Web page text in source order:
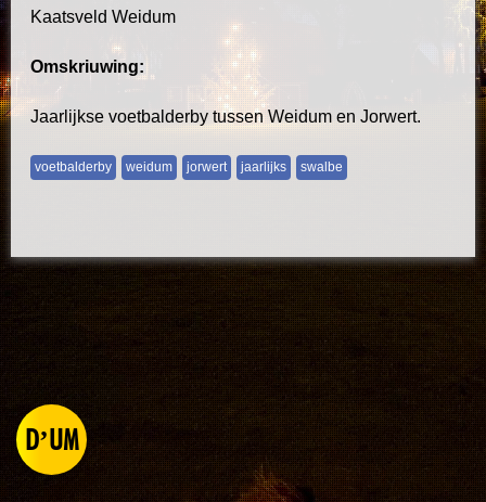
D’UM
Kaatsveld Weidum
Omskriuwing:
Jaarlijkse voetbalderby tussen Weidum en Jorwert.
voetbalderby weidum jorwert jaarlijks swalbe